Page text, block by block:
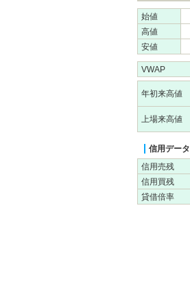
始値
高値
安値
VWAP
年初来高値
上場来高値
信用データ
信用売残
信用買残
貸借倍率